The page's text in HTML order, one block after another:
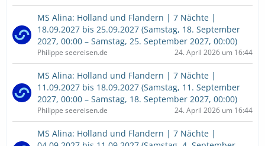
MS Alina: Holland und Flandern | 7 Nächte |
18.09.2027 bis 25.09.2027 (Samstag, 18. September
2027, 00:00 – Samstag, 25. September 2027, 00:00)
Philippe seereisen.de 24. April 2026 um 16:44
MS Alina: Holland und Flandern | 7 Nächte |
11.09.2027 bis 18.09.2027 (Samstag, 11. September
2027, 00:00 – Samstag, 18. September 2027, 00:00)
Philippe seereisen.de 24. April 2026 um 16:44
MS Alina: Holland und Flandern | 7 Nächte |